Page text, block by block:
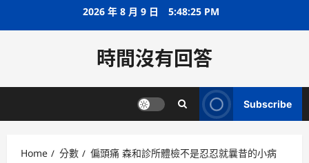
2026 年 8 月 9 日 5:48:26 PM
時間沒有回答
Subscribe
Home 分數 偏頭痛 森和診所體檢不是忍忍就曩昔的小病